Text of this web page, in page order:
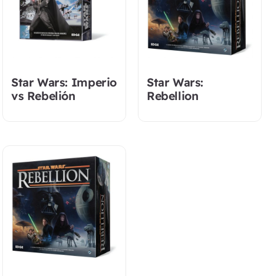
Star Wars: Imperio
vs Rebelión
Star Wars:
Rebellion